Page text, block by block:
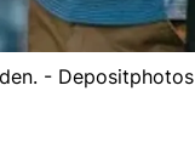
- Depositphotos